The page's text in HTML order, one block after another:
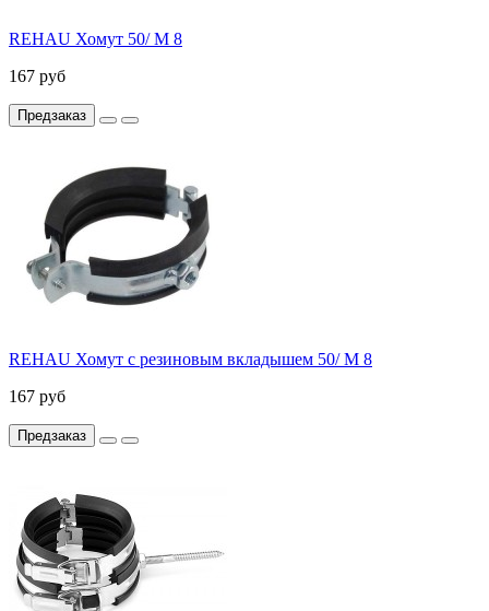
REHAU Хомут 50/ M 8
167 руб
Предзаказ
REHAU Хомут с резиновым вкладышем 50/ M 8
167 руб
Предзаказ